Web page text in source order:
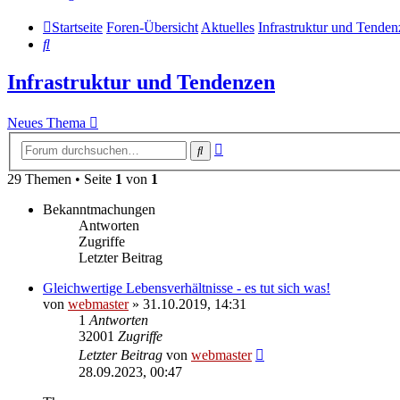
Startseite Foren-ÜbersichtAktuelles Infrastruktur und
Suche
Infrastruktur und Tendenzen
Neues Thema
Suche
29 Themen • Seite 1 von 1
Bekanntmachungen
Antworten
Zugriffe
Letzter Beitrag
Gleichwertige Lebensverhältnisse - es tut sich was!
von webmaster» 31.10.2019, 14:31
1 Antworten
32001 Zugriffe
Letzter Beitrag von webmaster
28.09.2023, 00:47